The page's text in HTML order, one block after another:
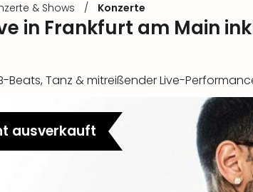
& Shows / Konzerte
in Frankfurt am Main
Beats, Tanz & mitreißender Live-
ausverkauft